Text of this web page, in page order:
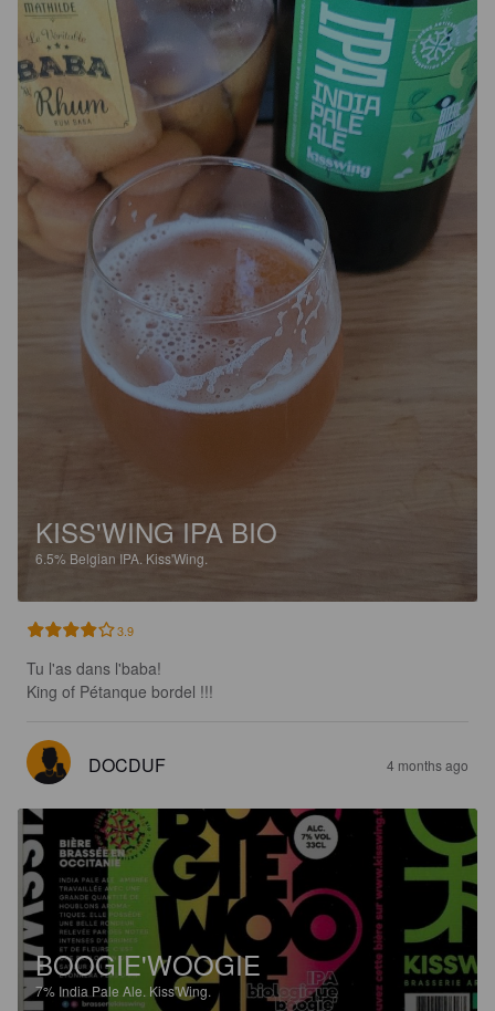
KISS'WING IPA BIO
6.5% Belgian IPA. Kiss'Wing.
3.9
Tu l'as dans l'baba!
King of Pétanque bordel !!!
DOCDUF 4 months ago
BOOGIE'WOOGIE
7% India Pale Ale. Kiss'Wing.